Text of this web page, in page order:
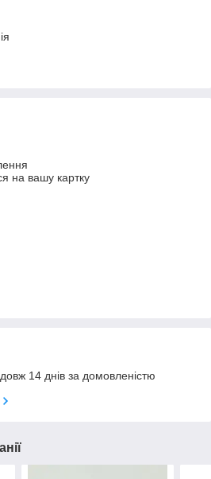
на вашу картку
14 днів за домовленістю